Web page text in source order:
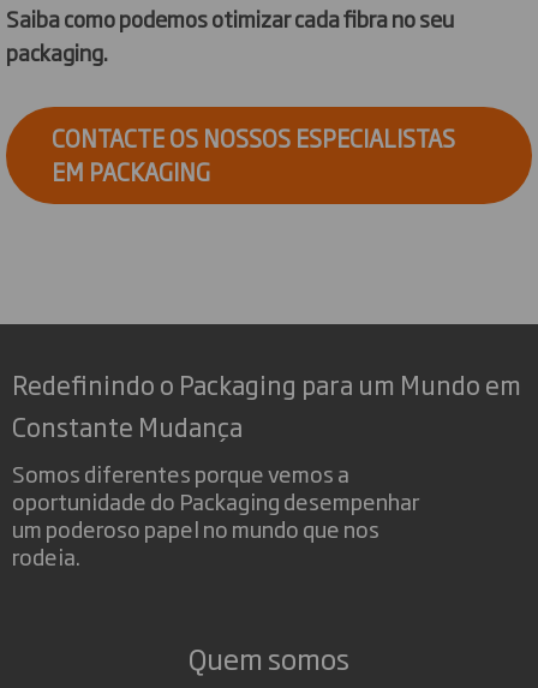
Saiba como podemos otimizar cada fibra no seu
packaging.
CONTACTE OS NOSSOS ESPECIALISTAS
EM PACKAGING
Redefinindo o Packaging para um Mundo em
Constante Mudança
Somos diferentes porque vemos a
oportunidade do Packaging desempenhar
um poderoso papel no mundo que nos
rodeia.
Quem somos